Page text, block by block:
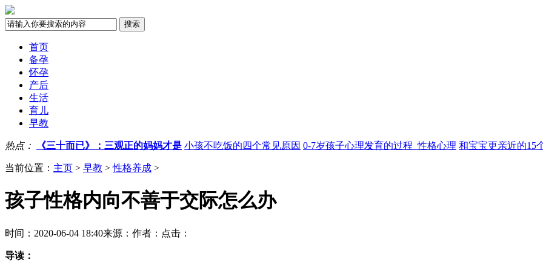
首页
备孕
怀孕
产后
生活
育儿
早教
热点： 《三十而已》：三观正的妈妈才是 小孩不吃饭的四个常见原因 0-7岁孩子心理发育的过程_性格心理 和宝宝更亲近的15
当前位置： 主页 > 早教 >性格养成 >
孩子性格内向不善于交际怎么办
时间：2020-06-04 18:40来源： 作者： 点击：
导读：